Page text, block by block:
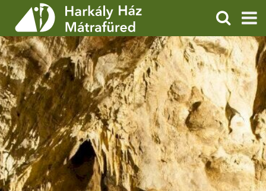
SZOLGÁLTATÁSOK
PROGRAMOK
HÍREK
RÓLUNK
ÁRAK, NYITVATARTÁS
KERESÉS